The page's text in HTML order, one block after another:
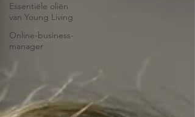
Essentiële oliën
van Young Living
Online-business-
manager